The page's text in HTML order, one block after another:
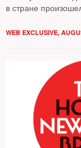
в стране
WEB EXCLUSIVE,